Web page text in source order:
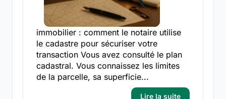
immobilier : comment le notaire utilise
le cadastre pour sécuriser votre
transaction Vous avez consulté le plan
cadastral. Vous connaissez les limites
de la parcelle, sa superficie...
Lire la suite